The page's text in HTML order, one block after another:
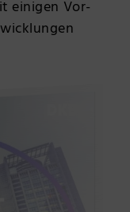
einigen Vor-